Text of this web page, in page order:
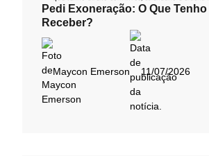
Pedi Exoneração: O Que
Receber?
Maycon Emerson 11/07/2026